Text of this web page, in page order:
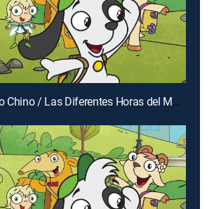
E13 | Año nuevo Chino / Las Diferentes Horas del Mundo